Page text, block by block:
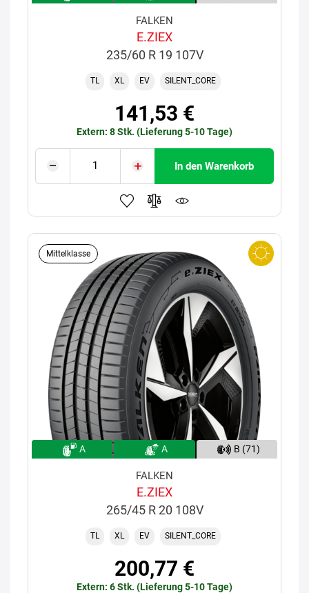
FALKEN
E.ZIEX
235/60 R 19 107V
TL XL EV SILENT_CORE
141,53 €
Extern: 8 Stk. (Lieferung 5-10 Tage)
In den Warenkorb
Mittelklasse
A A B (71)
FALKEN
E.ZIEX
265/45 R 20 108V
TL XL EV SILENT_CORE
200,77 €
Extern: 6 Stk. (Lieferung 5-10 Tage)